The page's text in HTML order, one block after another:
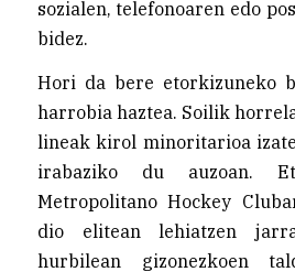
sozialen, telefonoaren edo
bidez.
Hori da bere etorkizuneko
harrobia haztea. Soilik
lineak kirol minoritarioa
irabaziko du auzoan.
Metropolitano Hockey
dio elitean lehiatzen
hurbilean gizonezkoen